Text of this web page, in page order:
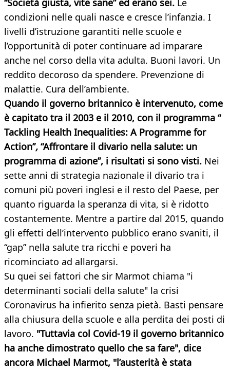
“Società giusta, vite sane” ed erano sei. Le
condizioni nelle quali nasce e cresce l’infanzia. I
livelli d’istruzione garantiti nelle scuole e
l’opportunità di poter continuare ad imparare
anche nel corso della vita adulta. Buoni lavori. Un
reddito decoroso da spendere. Prevenzione di
malattie. Cura dell’ambiente.
Quando il governo britannico è intervenuto, come
è capitato tra il 2003 e il 2010, con il programma “
Tackling Health Inequalities: A Programme for
Action”, “Affrontare il divario nella salute: un
programma di azione”, i risultati si sono visti. Nei
sette anni di strategia nazionale il divario tra i
comuni più poveri inglesi e il resto del Paese, per
quanto riguarda la speranza di vita, si è ridotto
costantemente. Mentre a partire dal 2015, quando
gli effetti dell’intervento pubblico erano svaniti, il
“gap” nella salute tra ricchi e poveri ha
ricominciato ad allargarsi.
Su quei sei fattori che sir Marmot chiama "i
determinanti sociali della salute" la crisi
Coronavirus ha infierito senza pietà. Basti pensare
alla chiusura della scuole e alla perdita dei posti di
lavoro. "Tuttavia col Covid-19 il governo britannico
ha anche dimostrato quello che sa fare", dice
ancora Michael Marmot, "l’austerità è stata